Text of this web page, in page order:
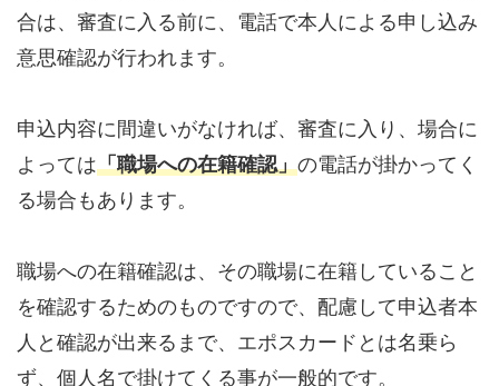
合は、審査に入る前に、電話で本人による申し込み
意思確認が行われます。
申込内容に間違いがなければ、審査に入り、場合に
よっては「職場への在籍確認」の電話が掛かってく
る場合もあります。
職場への在籍確認は、その職場に在籍していること
を確認するためのものですので、配慮して申込者本
人と確認が出来るまで、エポスカードとは名乗ら
ず、個人名で掛けてくる事が一般的です。